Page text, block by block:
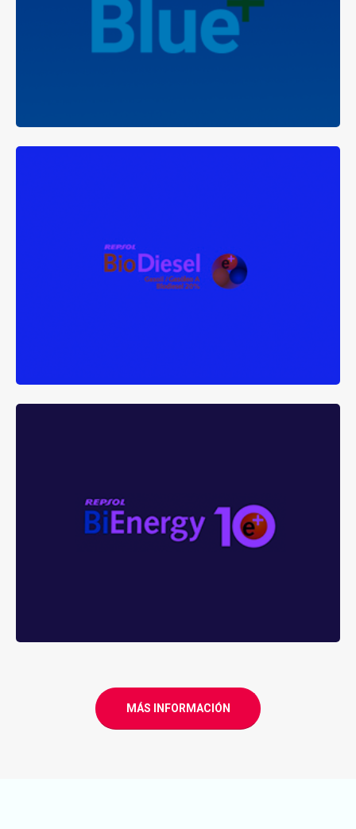
Dispositivo que
reduce drásticamente los gases
contaminantes
producidos por la combustión del
gasóleo, en particular los
óxidos de nitrógeno (NOx).
que se obtiene a partir de lípidos naturales como
aceites vegetales o grasas animales, con o sin uso previo,
mediante procesos industriales de esterificación y
gasóleo calefacción
comercializado en España
que cumple con los más altos
estándares de los fabricantes europeos de calderas de
MÁS INFORMACIÓN